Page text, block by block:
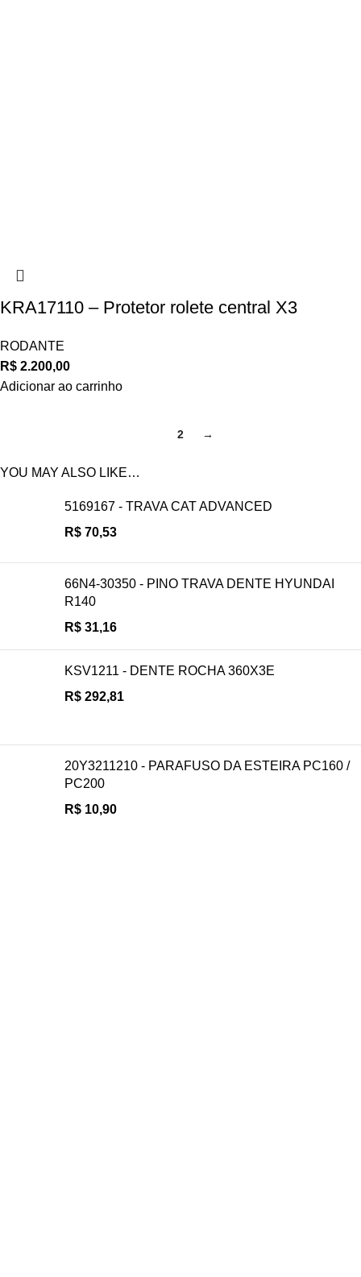
YOU MAY ALSO LIKE…
5169167 - TRAVA CAT ADVANCED
R$ 70,53
66N4-30350 - PINO TRAVA DENTE HYUNDAI
R140
R$ 31,16
KSV1211 - DENTE ROCHA 360X3E
R$ 292,81
20Y3211210 - PARAFUSO DA ESTEIRA PC160 /
PC200
R$ 10,90
KRA17110 – Protetor rolete central X3
RODANTE
R$ 2.200,00
Adicionar ao carrinho
2 →